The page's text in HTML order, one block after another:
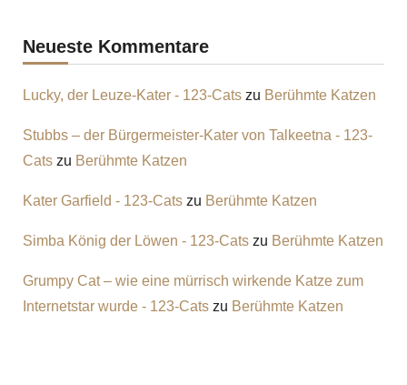
Neueste Kommentare
Lucky, der Leuze-Kater - 123-Catszu Berühmte Katzen
Stubbs – der Bürgermeister-Kater von Talkeetna - 123-
Catszu Berühmte Katzen
Kater Garfield - 123-Catszu Berühmte Katzen
Simba König der Löwen - 123-Catszu Berühmte Katzen
Grumpy Cat – wie eine mürrisch wirkende Katze zum
Internetstar wurde - 123-Catszu Berühmte Katzen